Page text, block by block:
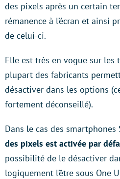
des pixels après un certain
rémanence à l’écran et ainsi
de celui-ci.
Elle est très en vogue sur les
plupart des fabricants
désactiver dans les options
fortement déconseillé).
Dans le cas des smartphones
des pixels est activée par
possibilité de le désactiver
logiquement l’être sous One